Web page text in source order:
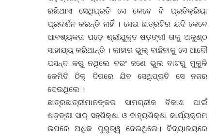
ରଖିଥାଏ ସେଥିପ୍ରତି ସେ କେବେ ବି ପ୍ରତିକ୍ରିୟା
ପ୍ରଦର୍ଶନ କରନ୍ତି ନାହିଁ । ସେଇ ଛାତ୍ରଟିର ଯଦି କେବେ
ଆବଶ୍ୟକତା ପଡ଼େ ଶ୍ରୀଯୁକ୍ତ ଷଡ଼ଙ୍ଗୀ ତାକୁ ଅକୁଣ୍ଠ
ସାହାଯ୍ୟ କରିଥାନ୍ତି । କାହାର ଭୁଲ୍ ବାଛିବାକୁ ସେ ଆଦୌ
ପସନ୍ଦ କରୁ ନଥିଲେ ବରଂ ଜଣେ ଭୁଲ ବାଟରୁ ମୁକୁଳି
କେମିତି ଠିକ୍ ଦିଗରେ ଯିବ ସେଥିପ୍ରତି ସେ ନଜର
ଦେଉଥିଲେ ।
ଛାତ୍ରଛାତ୍ରୀମାନଙ୍କର ସାମଗ୍ରୀକ ବିକାଶ ପାଇଁ
ଷଡ଼ଙ୍ଗୀ ସାର୍ ସହଶିକ୍ଷା ଓ ବାହ୍ୟଶିକ୍ଷା କାର୍ଯ୍ୟକ୍ରମ
ଉପରେ ଅଧିକ ଗୁରୁତ୍ୱ ଦେଉଥିଲେ। ବିଦ୍ୟାଳୟରେ